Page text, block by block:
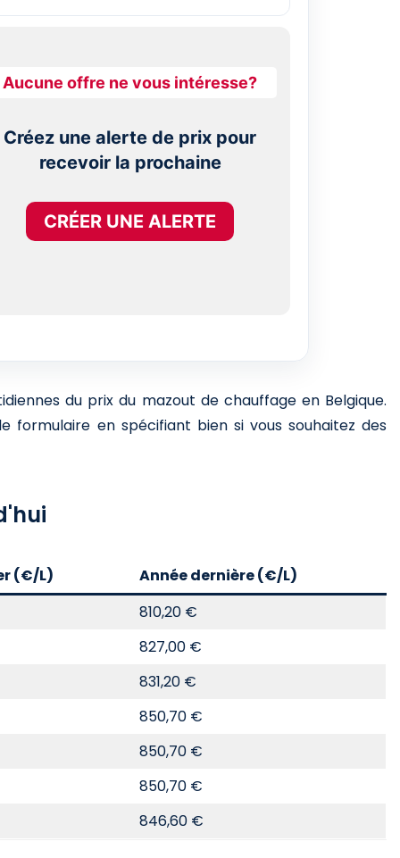
Aucune offre ne vous intéresse?
Créez une alerte de prix pour
recevoir la prochaine
CRÉER UNE ALERTE
du prix du mazout de chauffage en Belgique.
en spécifiant bien si vous souhaitez des
(€/L)
Année dernière (€/L)
810,20 €
827,00 €
831,20 €
850,70 €
850,70 €
850,70 €
846,60 €